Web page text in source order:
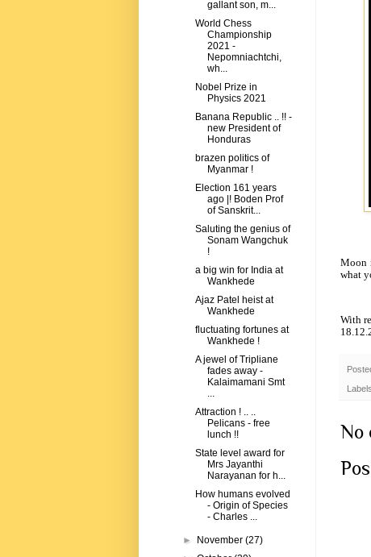
Moon
what
With
No
gallant son, m...
World Chess
Championship
2021 -
Nepomniachtchi,
wh...
Nobel Prize in
Physics 2021
Banana Republic .. !! -
new President of
Honduras
brazen politics of
Myanmar !
Election 161 years
ago |! Boden Prof
of Sanskrit...
Saluting the genius of
Sonam Wangchuk
!
a big win for India at
Wankhede
Ajaz Patel heist at
Wankhede
fluctuating fortunes at
Wankhede !
A jewel of Tripliane
fades away -
Kalaimamani Smt
...
Attraction ! .. ..
Pelicans - free
lunch !!
State level award for
Mrs Jayanthi
Narayanan for h...
How humans evolved
- Origin of Species
- Charles ...
► November(27)